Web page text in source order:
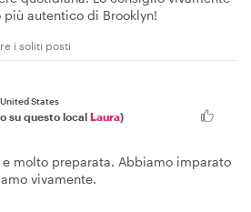
autentico di Brooklyn!
i soliti posti
United States
su questo local Laura)
molto preparata. Abbiamo imparato
vivamente.